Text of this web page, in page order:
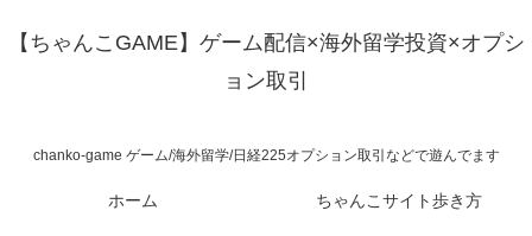
【ちゃんこGAME】ゲーム配信×海外留学投資×オプシ
ョン取引
chanko-game ゲーム/海外留学/日経225オプション取引などで遊んでます
ホーム ちゃんこサイト歩き方